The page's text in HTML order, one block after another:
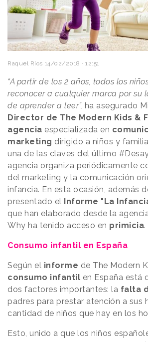
Raquel Ríos 14/02/2018 · 12:51
“A partir de los 2 años, todos los
reconocer a cualquier marca por su
de aprender a leer”, ha asegurado
Director de The Modern Kids &
agencia especializada en
marketing dirigido a niños y
una de las claves del último
agencia organiza periódicamente
del marketing y la comunicación
infancia. En esta ocasión, además
presentado el Informe "La
que han elaborado desde la
Why ha tenido acceso en primicia.
Consumo infantil en España
Según el informe de The Modern
consumo infantil en España está
dos factores importantes: la falta
padres para prestar atención a sus
cantidad de niños que hay en los
Esto, unido a que los niños